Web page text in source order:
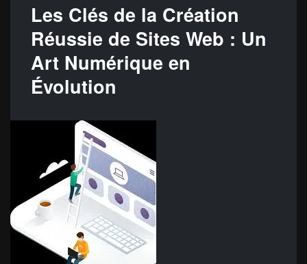
Les Clés de la Création
Réussie de Sites Web : Un
Art Numérique en
Évolution